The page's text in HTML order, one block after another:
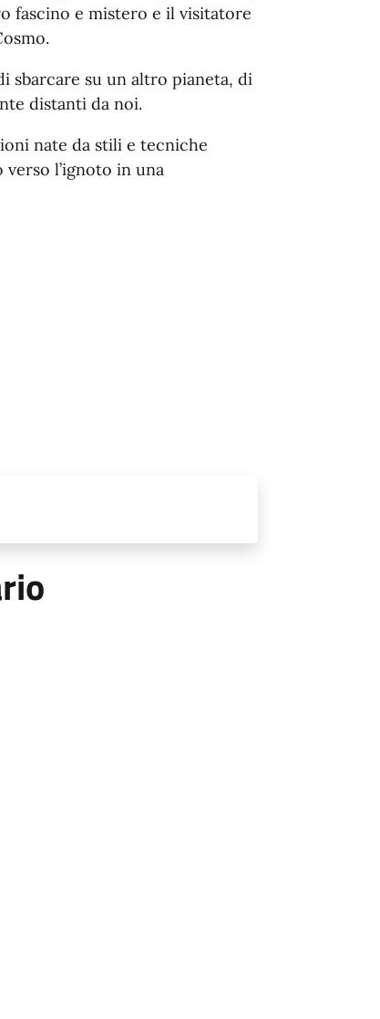
fascino e mistero e il visitatore
sbarcare su un altro pianeta, di
distanti da noi.
nate da stili e tecniche
l’ignoto in una